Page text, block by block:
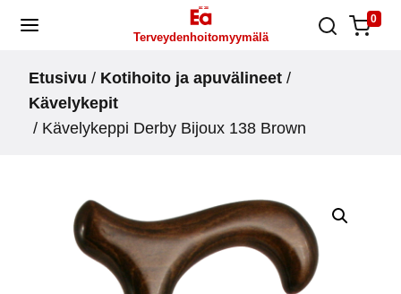
Skip
Terveydenhoitomyymälä
0
Etusivu / Kotihoito ja apuvälineet /
Kävelykepit
/ Kävelykeppi Derby Bijoux 138 Brown